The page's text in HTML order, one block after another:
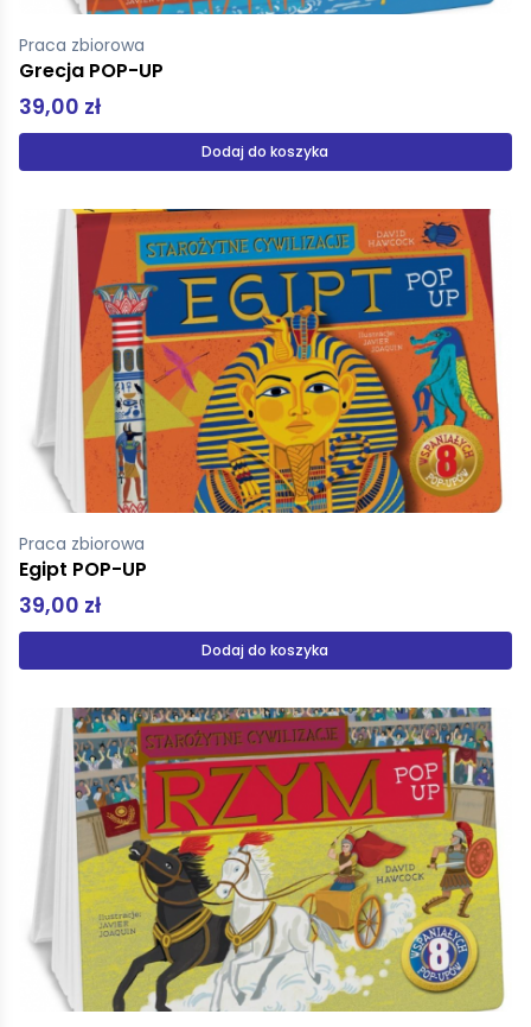
Praca zbiorowa
Grecja POP-UP
39,00 zł
Dodaj do koszyka
Praca zbiorowa
Egipt POP-UP
39,00 zł
Dodaj do koszyka